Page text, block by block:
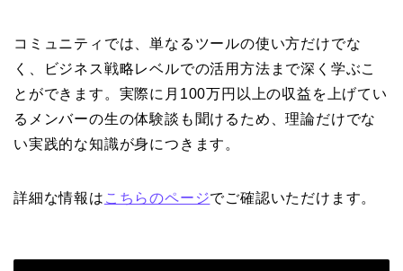
コミュニティでは、単なるツールの使い方だけでな
く、ビジネス戦略レベルでの活用方法まで深く学ぶこ
とができます。実際に月100万円以上の収益を上げてい
るメンバーの生の体験談も聞けるため、理論だけでな
い実践的な知識が身につきます。
詳細な情報は こちらのページでご確認いただけます。